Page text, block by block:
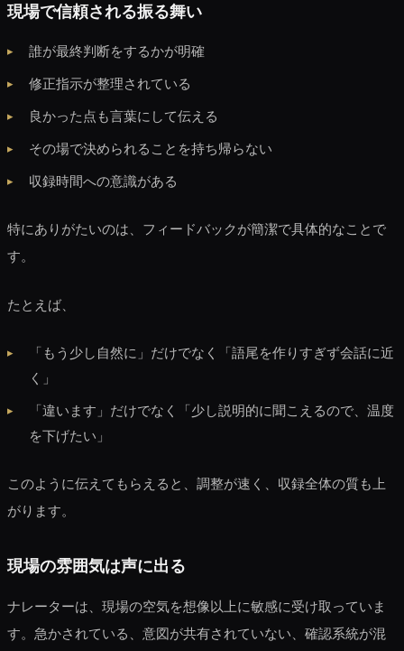
現場で信頼される振る舞い
誰が最終判断をするかが明確
修正指示が整理されている
良かった点も言葉にして伝える
その場で決められることを持ち帰らない
収録時間への意識がある
特にありがたいのは、フィードバックが簡潔で具体的なことで
す。
たとえば、
「もう少し自然に」だけでなく「語尾を作りすぎず会話に近
く」
「違います」だけでなく「少し説明的に聞こえるので、温度
を下げたい」
このように伝えてもらえると、調整が速く、収録全体の質も上
がります。
現場の雰囲気は声に出る
ナレーターは、現場の空気を想像以上に敏感に受け取っていま
す。急かされている、意図が共有されていない、確認系統が混